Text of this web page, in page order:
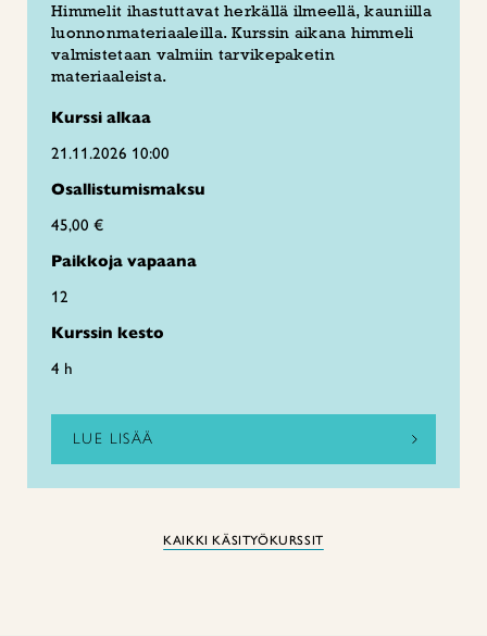
Himmelit ihastuttavat herkällä ilmeellä, kauniilla
luonnonmateriaaleilla. Kurssin aikana himmeli
valmistetaan valmiin tarvikepaketin
materiaaleista.
Kurssi alkaa
21.11.2026 10:00
Osallistumismaksu
45,00 €
Paikkoja vapaana
12
Kurssin kesto
4 h
LUE LISÄÄ
KAIKKI KÄSITYÖKURSSIT